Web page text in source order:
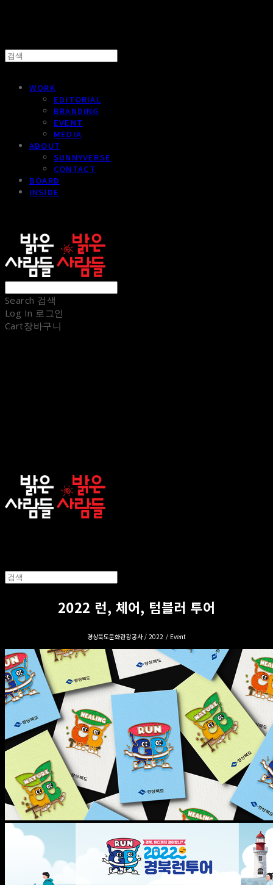
WORK
EDITORIAL
BRANDING
EVENT
MEDIA
ABOUT
SUNNYVERSE
CONTACT
BOARD
INSIDE
Search 검색
Log In 로그인
Cart장바구니
2022 런, 체어, 텀블러 투어
경상북도문화관광공사 / 2022 / Event